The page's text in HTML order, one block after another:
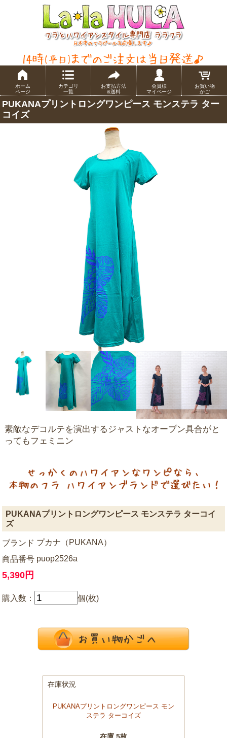
ホーム
ページ
カテゴリ
一覧
お支払方法
&送料
会員様
マイページ
お買い物
かご
PUKANAプリントロングワンピース モンステラ ター
コイズ
素敵なデコルテを演出するジャストなオープン具合がと
ってもフェミニン
PUKANAプリントロングワンピース モンステラ ターコイ
ズ
ブランド プカナ（PUKANA）
商品番号 puop2526a
5,390円
購入数： 個(枚)